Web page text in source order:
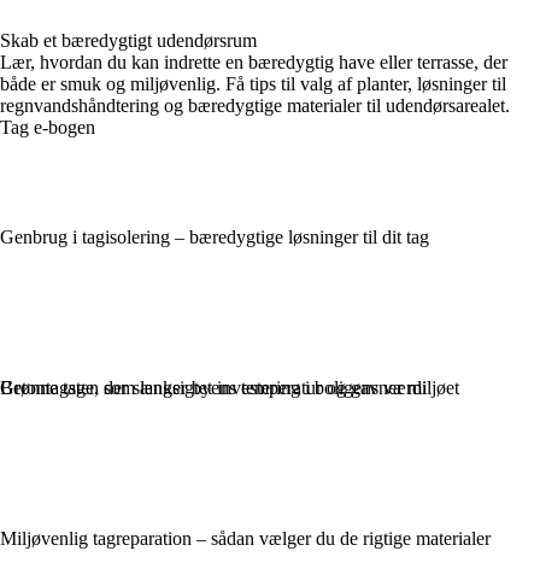
Skab et bæredygtigt udendørsrum
Lær, hvordan du kan indrette en bæredygtig have eller terrasse, der
både er smuk og miljøvenlig. Få tips til valg af planter, løsninger til
regnvandshåndtering og bæredygtige materialer til udendørsarealet.
Tag e-bogen
Genbrug i tagisolering – bæredygtige løsninger til dit tag
Grønne tage, der sænker byens temperatur og gavner miljøet
Miljøvenlig tagreparation – sådan vælger du de rigtige materialer
Betontagsten som langsigtet investering i boligens værdi